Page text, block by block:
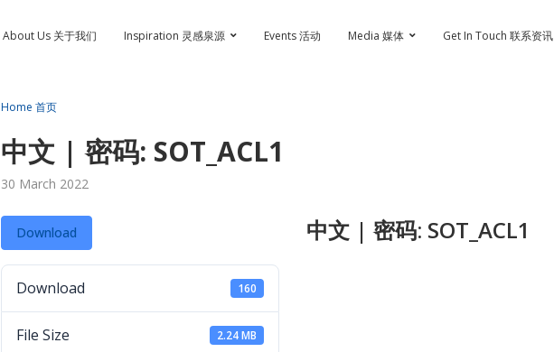
About Us 关于我们 Inspiration 灵感泉源 Events 活动 Media 媒体 Get In Touch 联系资讯
Home 首页
中文 | 密码: SOT_ACL1
30 March 2022
Download
Download 160
File Size 2.24 MB
中文 | 密码: SOT_ACL1